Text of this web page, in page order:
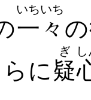
一々
いちいち
の
に疑
ぎ